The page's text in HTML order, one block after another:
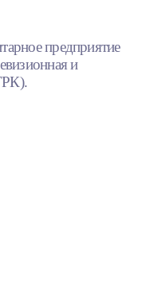
предприятие
и